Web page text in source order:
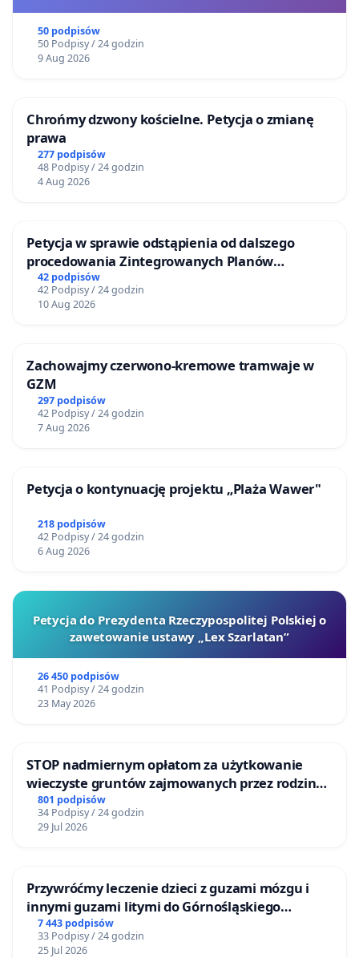
50 podpisów
50 Podpisy / 24 godzin
9 Aug 2026
Chrońmy dzwony kościelne. Petycja o zmianę
prawa
277 podpisów
48 Podpisy / 24 godzin
4 Aug 2026
Petycja w sprawie odstąpienia od dalszego
procedowania Zintegrowanych Planów
Inwestycyjnych „Myślenice – Barnasiówka” oraz
„Myślenice – Bukówka”
42 podpisów
42 Podpisy / 24 godzin
10 Aug 2026
Zachowajmy czerwono-kremowe tramwaje w
GZM
297 podpisów
42 Podpisy / 24 godzin
7 Aug 2026
Petycja o kontynuację projektu „Plaża Wawer"
218 podpisów
42 Podpisy / 24 godzin
6 Aug 2026
Petycja do Prezydenta Rzeczypospolitej Polskiej o
zawetowanie ustawy „Lex Szarlatan”
26 450 podpisów
41 Podpisy / 24 godzin
23 May 2026
STOP nadmiernym opłatom za użytkowanie
wieczyste gruntów zajmowanych przez rodzinne
ogrody działkowe.
801 podpisów
34 Podpisy / 24 godzin
29 Jul 2026
Przywróćmy leczenie dzieci z guzami mózgu i
innymi guzami litymi do Górnośląskiego
Centrum Zdrowia Dziecka w Katowicach
7 443 podpisów
33 Podpisy / 24 godzin
25 Jul 2026